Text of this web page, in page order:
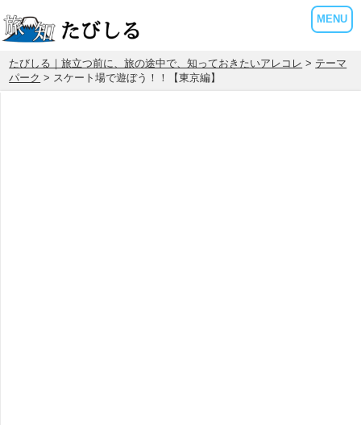
MENU
たびしる｜旅立つ前に、旅の途中で、知っておきたいアレコレ > テーマ
パーク > スケート場で遊ぼう！！【東京編】